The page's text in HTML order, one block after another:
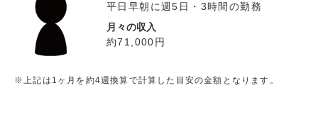
平日早朝に週5日・3時間の勤務
月々の収入
約71,000円
※上記は1ヶ月を約4週換算で計算した目安の金額となります。